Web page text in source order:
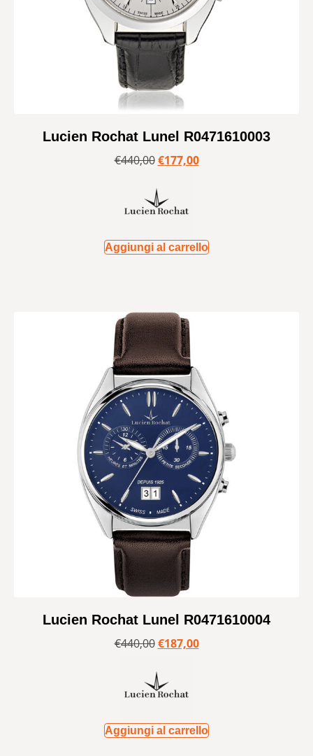
Lucien Rochat Lunel R0471610003
€440,00 €177,00
Aggiungi al carrello
Lucien Rochat Lunel R0471610004
€440,00 €187,00
Aggiungi al carrello